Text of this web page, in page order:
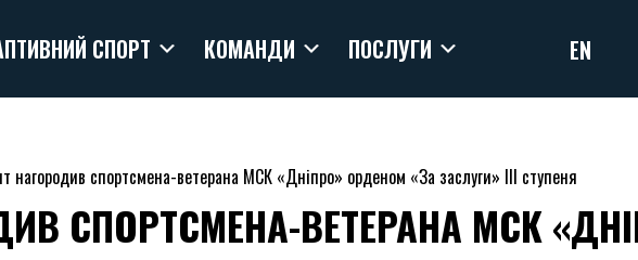
СПОРТ КОМАНДИ ПОСЛУГИ EN
нагородив спортсмена-ветерана МСК «Дніпро» орденом «За заслуги» ІІІ ступеня
СПОРТСМЕНА-ВЕТЕРАНА МСК